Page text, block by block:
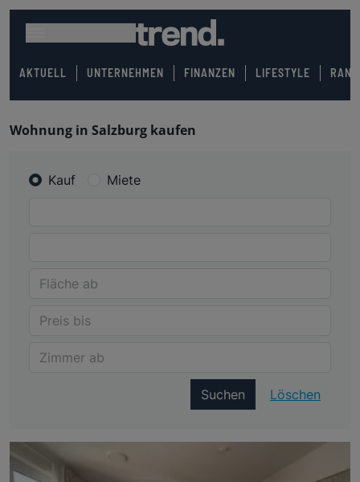
AKTUELL UNTERNEHMEN FINANZEN LIFESTYLE
Wohnung in Salzburg kaufen
Kauf Miete
Suchen Löschen